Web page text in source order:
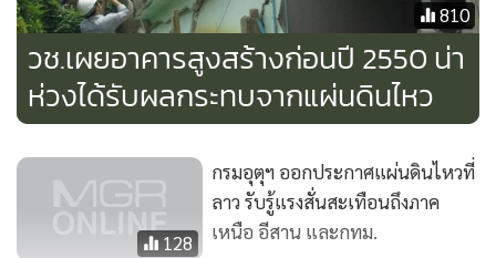
รวมทั้งที่มหาวิทยาลัยราชภัฏนครราชสีมา อ.เมือง จ.นครราชสีมา
กลุ่มแม่บ้านที่กำลังทำความสะอาดตึก 15 ชั้นของมหาวิทยาลัยฯ
อยู่ในช่วงเช้า ได้แตกตื่นพากันวิ่งหนีตายลงมาจากตึกอย่าง
จ้าละหวั่น หลังจากที่ตึกเกิดการสั่นไหวไปมาอย่างต่อเนื่อง
นอกจากนี้ยังมีหลายพื้นที่ของ จ.นครราชสีมาที่สามารถรับรู้ถึง
แรงสั่นสะเทือนจากเหตุการณ์แผ่นดินไหวในครั้งนี้ แต่ไม่มี
รายงานความเสียหายหรือมีผู้ได้รับบาดเจ็บ เช่น โรงพยาบาล
810
วช.เผยอาคารสูงสร้างก่อนปี 2550 น่า
ห่วงได้รับผลกระทบจากแผ่นดินไหว
128
กรมอุตุฯ ออกประกาศแผ่นดินไหวที่
ลาว รับรู้แรงสั่นสะเทือนถึงภาค
เหนือ อีสาน และกทม.